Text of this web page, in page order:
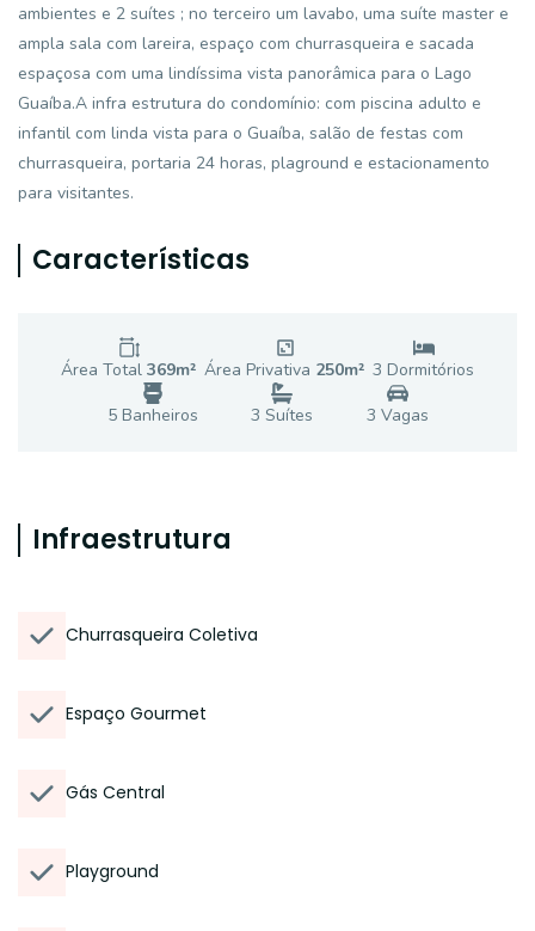
ambientes e 2 suítes ; no terceiro um lavabo, uma suíte master e
ampla sala com lareira, espaço com churrasqueira e sacada
espaçosa com uma lindíssima vista panorâmica para o Lago
Guaíba.A infra estrutura do condomínio: com piscina adulto e
infantil com linda vista para o Guaíba, salão de festas com
churrasqueira, portaria 24 horas, plaground e estacionamento
para visitantes.
Características
Área Total 369m² Área Privativa 250m² 3 Dormitórios
5Banheiros 3 Suítes 3 Vagas
Infraestrutura
Churrasqueira Coletiva
Espaço Gourmet
Gás Central
Playground